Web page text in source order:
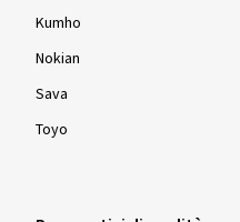
Kumho
Nokian
Sava
Toyo